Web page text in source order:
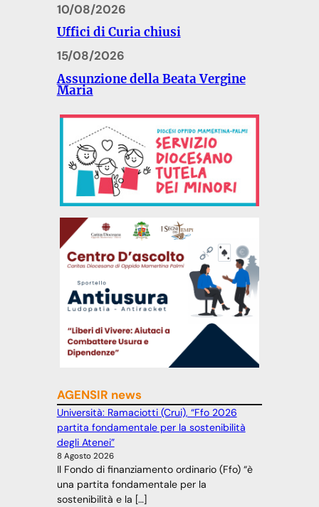
10/08/2026
Uffici di Curia chiusi
15/08/2026
Assunzione della Beata Vergine
Maria
AGENSIR news
Università: Ramaciotti (Crui), “Ffo 2026
partita fondamentale per la sostenibilità
degli Atenei”
8 Agosto 2026
Il Fondo di finanziamento ordinario (Ffo) “è
una partita fondamentale per la
sostenibilità e la […]